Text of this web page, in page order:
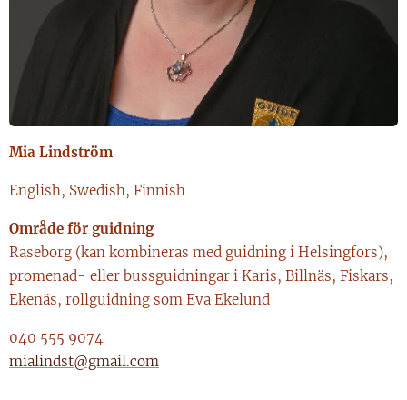
Mia Lindström
English, Swedish, Finnish
Område för guidning
Raseborg (kan kombineras med guidning i Helsingfors),
promenad- eller bussguidningar i Karis, Billnäs, Fiskars,
Ekenäs, rollguidning som Eva Ekelund
040 555 9074
mialindst@gmail.com